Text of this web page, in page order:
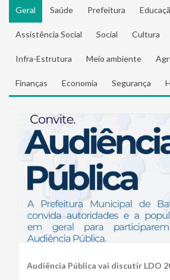
Geral Saúde Prefeitura
Assistência Social Social Cultura
Infra-Estrutura Meio ambiente
Finanças Economia Segurança
Audiência Pública vai discutir LDO